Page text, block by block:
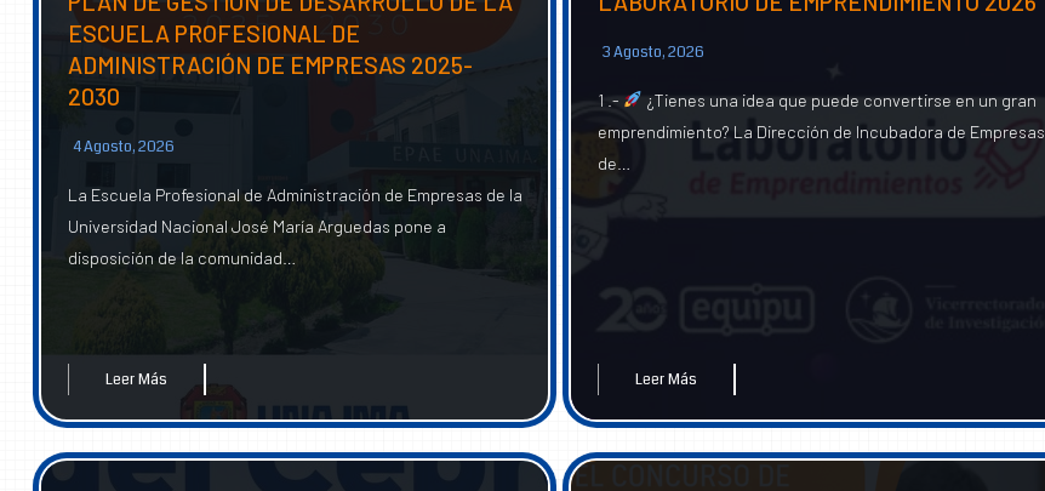
ESCUELA PROFESIONAL DE
ADMINISTRACIÓN DE EMPRESAS 2025-
2030
4 Agosto, 2026
La Escuela Profesional de Administración de Empresas de la
Universidad Nacional José María Arguedas pone a
disposición de la comunidad…
Leer Más
3 Agosto, 2026
1 .-
¿Tienes una idea que puede convertirse en un gran
emprendimiento? La Dirección de Incubadora de Empresas
de…
Leer Más